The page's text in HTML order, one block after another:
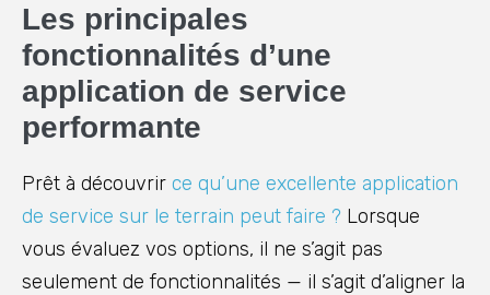
Les principales
fonctionnalités d’une
application de service
performante
Prêt à découvrir ce qu’une excellente application
de service sur le terrain peut faire ? Lorsque
vous évaluez vos options, il ne s’agit pas
seulement de fonctionnalités — il s’agit d’aligner la